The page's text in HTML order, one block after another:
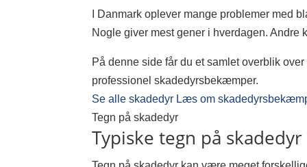
I Danmark oplever mange problemer med
Nogle giver mest gener i hverdagen.
På denne side får du et samlet overblik
professionel skadedyrsbekæmper.
Se alle skadedyr Læs om
Tegn på skadedyr
Typiske tegn på